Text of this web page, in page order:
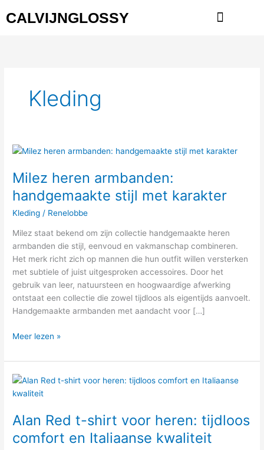
naar
CALVIJNGLOSSY
Kleding
Milez heren armbanden:
handgemaakte stijl met karakter
Kleding / Renelobbe
Milez staat bekend om zijn collectie handgemaakte heren
armbanden die stijl, eenvoud en vakmanschap combineren.
Het merk richt zich op mannen die hun outfit willen versterken
met subtiele of juist uitgesproken accessoires. Door het
gebruik van leer, natuursteen en hoogwaardige afwerking
ontstaat een collectie die zowel tijdloos als eigentijds aanvoelt.
Handgemaakte armbanden met aandacht voor […]
Milez
armbanden:
handgemaakte
stijl
met
Meer lezen »
Alan Red t-shirt voor heren: tijdloos
comfort en Italiaanse kwaliteit
Alan
Red
shirt
heren: